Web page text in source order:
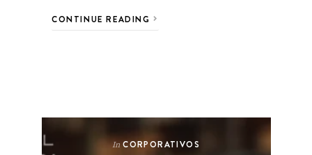
CONTINUE READING
In CORPORATIVOS